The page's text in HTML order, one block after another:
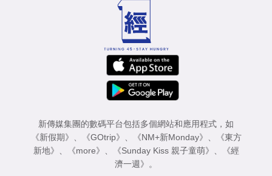
新傳媒集團的數碼平台包括多個網站和應用程式，如
《新假期》
《GOtrip》 《NM+新Monday》
《東方
新地》
《more》 《Sunday Kiss 親子童萌》
《經
濟一週》
。